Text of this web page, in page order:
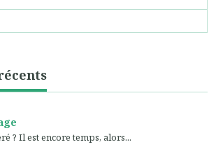
? Il est encore temps, alors...